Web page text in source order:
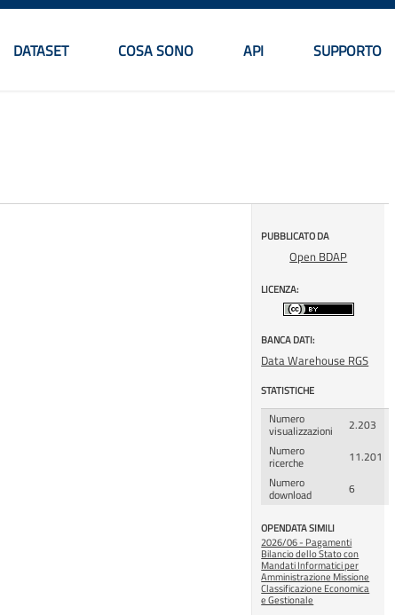
Menu principale
DATASET COSA SONO API SUPPORTO
PUBBLICATO DA
Open BDAP
LICENZA:
BANCA DATI:
Data Warehouse RGS
STATISTICHE
Numero
visualizzazioni
2.203
Numero
ricerche
11.201
Numero
download 6
OPENDATA SIMILI
2026/06 - Pagamenti
Bilancio dello Stato con
Mandati Informatici per
Amministrazione Missione
Classificazione Economica
e Gestionale